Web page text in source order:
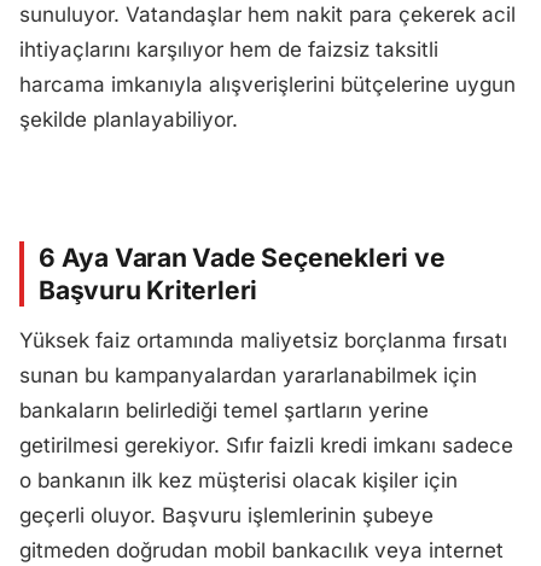
sunuluyor. Vatandaşlar hem nakit para çekerek acil
ihtiyaçlarını karşılıyor hem de faizsiz taksitli
harcama imkanıyla alışverişlerini bütçelerine uygun
şekilde planlayabiliyor.
6 Aya Varan Vade Seçenekleri ve
Başvuru Kriterleri
Yüksek faiz ortamında maliyetsiz borçlanma fırsatı
sunan bu kampanyalardan yararlanabilmek için
bankaların belirlediği temel şartların yerine
getirilmesi gerekiyor. Sıfır faizli kredi imkanı sadece
o bankanın ilk kez müşterisi olacak kişiler için
geçerli oluyor. Başvuru işlemlerinin şubeye
gitmeden doğrudan mobil bankacılık veya internet